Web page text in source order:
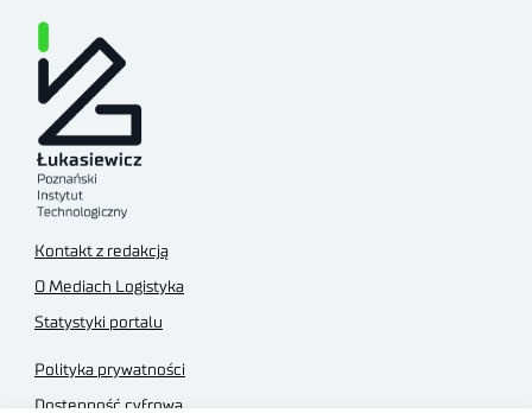
Kontakt z redakcją
O Mediach Logistyka
Statystyki portalu
Polityka prywatności
Dostępność cyfrowa